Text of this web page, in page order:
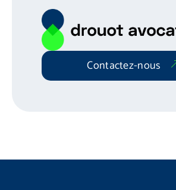
Contactez-nous